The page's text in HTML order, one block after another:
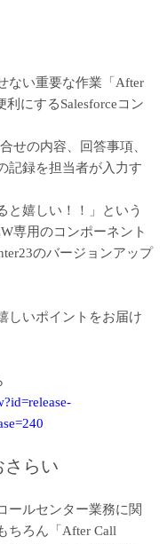
ない重要な作業「After
にするSalesforceコン
せの内容、回答事項、
記録を担当者が入力す
と嬉しい！！」という
専用のコンポーネント
のバージョンアップ
しいポイントをお届け
さらい
ールセンター業務に関
ちろん「After Call